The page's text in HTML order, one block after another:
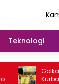
Teknologi
Golkar
Kurban